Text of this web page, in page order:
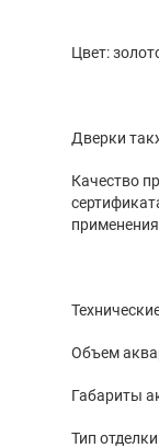
Цвет:
Дверки
Качество
Объем
Габариты
Тип